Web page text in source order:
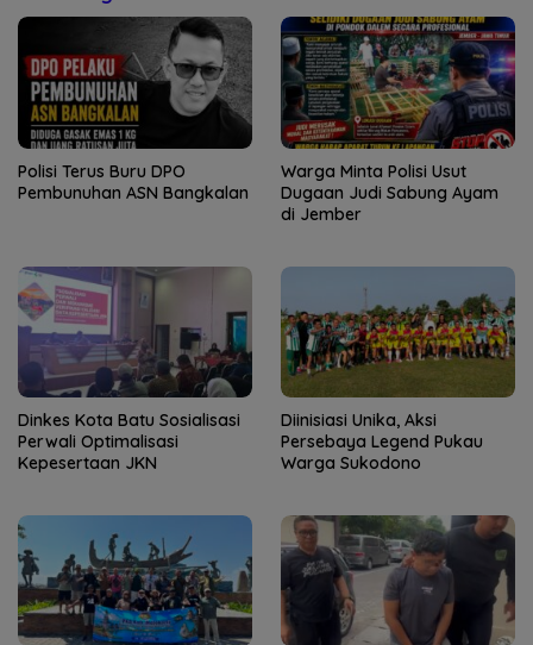
Polisi Terus Buru DPO
Pembunuhan ASN Bangkalan
Warga Minta Polisi Usut
Dugaan Judi Sabung Ayam
di Jember
Dinkes Kota Batu Sosialisasi
Perwali Optimalisasi
Kepesertaan JKN
Diinisiasi Unika, Aksi
Persebaya Legend Pukau
Warga Sukodono